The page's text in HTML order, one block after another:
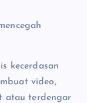
kecerdasan
video,
atau terdengar